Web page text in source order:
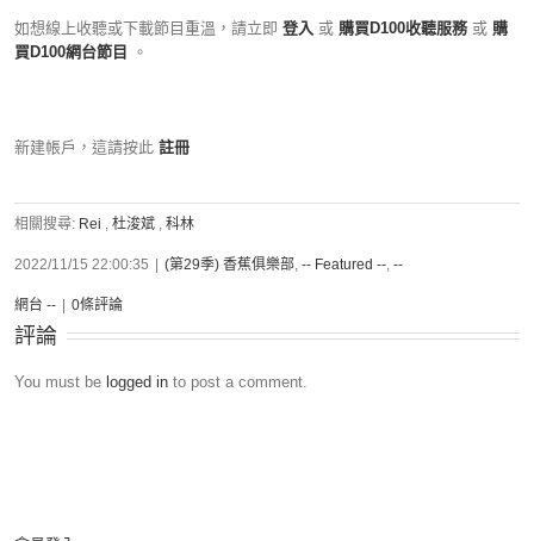
如想線上收聽或下載節目重溫，請立即 登入 或 購買D100收聽服務 或 購
買D100網台節目
。
新建帳戶，這請按此 註冊
相關搜尋: Rei , 杜浚斌 , 科林
2022/11/15 22:00:35 (第29季) 香蕉俱樂部, -- Featured --, --
網台 -- 0條評論
評論
You must be logged in to post a comment.